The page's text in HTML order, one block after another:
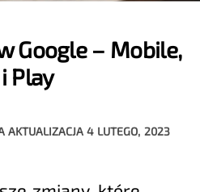
Google – Mobile,
Play
AKTUALIZACJA4 LUTEGO, 2023